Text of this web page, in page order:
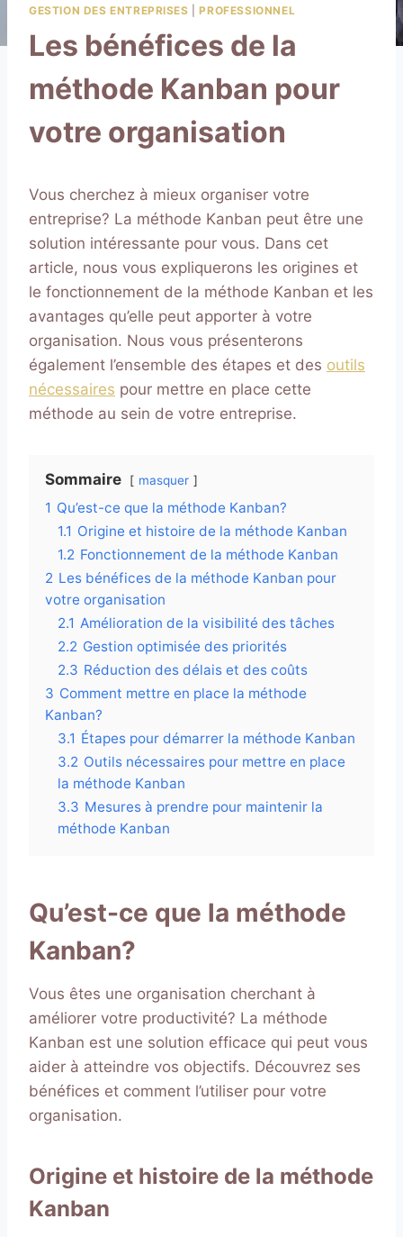
GESTION DES ENTREPRISES |PROFESSIONNEL
Les bénéfices de la
méthode Kanban pour
votre organisation
Vous cherchez à mieux organiser votre
entreprise? La méthode Kanban peut être une
solution intéressante pour vous. Dans cet
article, nous vous expliquerons les origines et
le fonctionnement de la méthode Kanban et les
avantages qu’elle peut apporter à votre
organisation. Nous vous présenterons
également l’ensemble des étapes et des outils
nécessaires pour mettre en place cette
méthode au sein de votre entreprise.
Sommaire masquer
1 Qu’est-ce que la méthode Kanban?
1.1 Origine et histoire de la méthode Kanban
1.2 Fonctionnement de la méthode Kanban
2 Les bénéfices de la méthode Kanban pour
votre organisation
2.1 Amélioration de la visibilité des tâches
2.2 Gestion optimisée des priorités
2.3 Réduction des délais et des coûts
3 Comment mettre en place la méthode
Kanban?
3.1 Étapes pour démarrer la méthode Kanban
3.2 Outils nécessaires pour mettre en place
la méthode Kanban
3.3 Mesures à prendre pour maintenir la
méthode Kanban
Qu’est-ce que la méthode
Kanban?
Vous êtes une organisation cherchant à
améliorer votre productivité? La méthode
Kanban est une solution efficace qui peut vous
aider à atteindre vos objectifs. Découvrez ses
bénéfices et comment l’utiliser pour votre
organisation.
Origine et histoire de la méthode
Kanban